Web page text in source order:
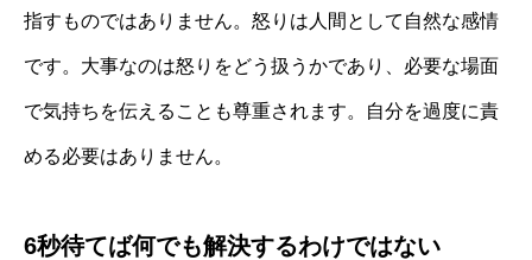
指すものではありません。怒りは人間として自然な感情
です。大事なのは怒りをどう扱うかであり、必要な場面
で気持ちを伝えることも尊重されます。自分を過度に責
める必要はありません。
6秒待てば何でも解決するわけではない